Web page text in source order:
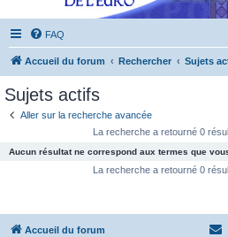
FAQ
Accueil du forum Rechercher Sujets
Sujets actifs
Aller sur la recherche avancée
La recherche a retourné 0
Aucun résultat ne correspond aux termes que
La recherche a retourné 0
Accueil du forum